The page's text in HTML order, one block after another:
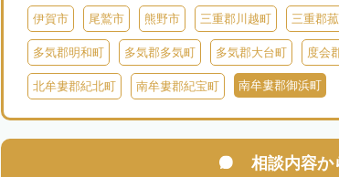
伊賀市 尾鷲市 熊野市 三重郡川越町 三重郡
多気郡明和町 多気郡多気町 多気郡大台町 度会
北牟婁郡紀北町 南牟婁郡紀宝町 南牟婁郡御浜町
相談内容か